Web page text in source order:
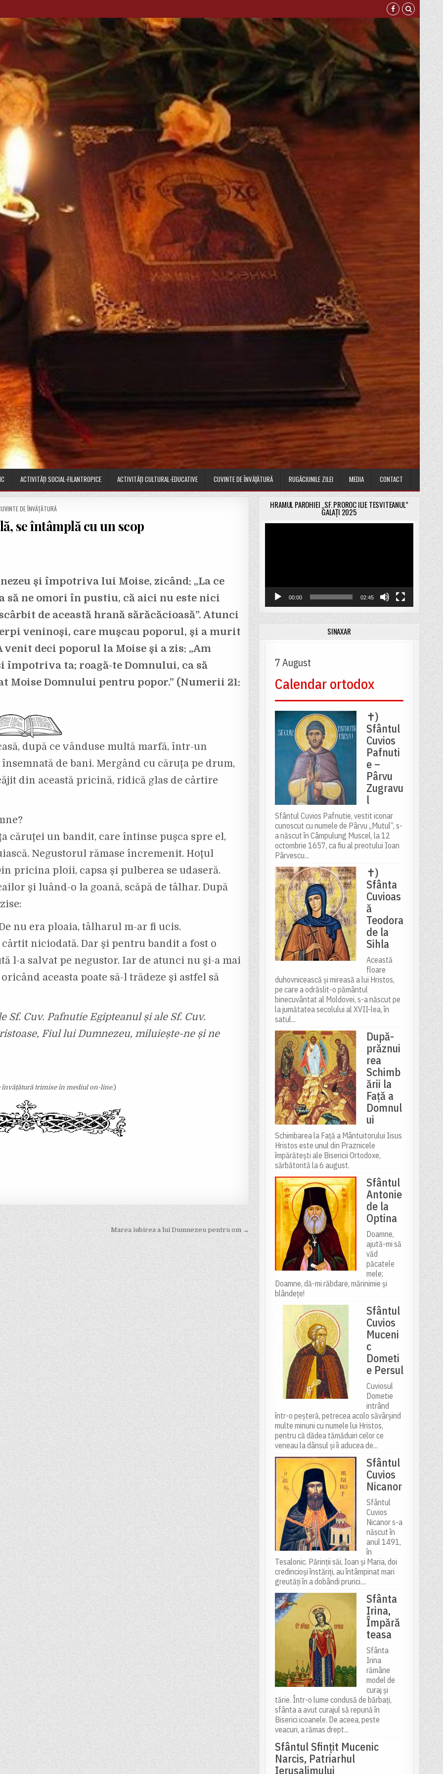
ACTIVITĂȚI SOCIAL-FILANTROPICE ACTIVITĂȚI CULTURAL-EDUCATIVE CUVINTE DE ÎNVĂȚĂTURĂ RUGĂCIUNILE ZILEI MEDIA CONTACT
DE ÎNVĂȚĂTURĂ
se întâmplă cu un scop
şi împotriva lui Moise, zicând: „La ce
să ne omori în pustiu, că aici nu este nici
de această hrană sărăcăcioasă”. Atunci
veninoşi, care muşcau poporul, şi a murit
deci poporul la Moise şi a zis: „Am
ta; roagă-te Domnului, ca să
Moise Domnului pentru popor.” (Numerii 21:
după ce vânduse multă marfă, într-un
de bani. Mergând cu căruţa pe drum,
din această pricină, ridică glas de cârtire
căruţei un bandit, care întinse puşca spre el,
Negustorul rămase încremenit. Hoţul
pricina ploii, capsa şi pulberea se udaseră.
şi luând-o la goană, scăpă de tâlhar. După
nu era ploaia, tâlharul m-ar fi ucis.
niciodată. Dar şi pentru bandit a fost o
l-a salvat pe negustor. Iar de atunci nu şi-a mai
aceasta poate să-l trădeze şi astfel să
Cuv. Pafnutie Egipteanul și ale Sf. Cuv.
Fiul lui Dumnezeu, miluiește-ne și ne
trimise în mediul on-line.)
Marea iubirea a lui Dumnezeu pentru om →
HRAMUL PAROHIEI „SF. PROROC ILIE TESVITEANUL”
GALAȚI 2025
00:00 02:45
SINAXAR
7 August
Calendar ortodox
✝)
Sfântul
Cuvios
Pafnuti
e –
Pârvu
Zugravu
l
Sfântul Cuvios Pafnutie, vestit iconar
cunoscut cu numele de Pârvu „Mutul”, s-
a născut în Câmpulung Muscel, la 12
octombrie 1657, ca fiu al preotului Ioan
Pârvescu...
✝)
Sfânta
Cuvioas
ă
Teodora
de la
Sihla
Această
floare
duhovnicească și mireasă a lui Hristos,
pe care a odrăslit-o pământul
binecuvântat al Moldovei, s-a născut pe
la jumătatea secolului al XVII-lea, în
satul...
După-
prăznui
rea
Schimb
ării la
Față a
Domnul
ui
Schimbarea la Față a Mântuitorului Iisus
Hristos este unul din Praznicele
împărătești ale Bisericii Ortodoxe,
sărbătorită la 6 august.
Sfântul
Antonie
de la
Optina
Doamne,
ajută-mi să
văd
păcatele
mele;
Doamne, dă-mi răbdare, mărinimie şi
blândeţe!
Sfântul
Cuvios
Muceni
c
Dometi
e Persul
Cuviosul
Dometie
intrând
într-o peșteră, petrecea acolo săvârșind
multe minuni cu numele lui Hristos,
pentru că dădea tămăduiri celor ce
veneau la dânsul și îi aducea de...
Sfântul
Cuvios
Nicanor
Sfântul
Cuvios
Nicanor s-a
născut în
anul 1491,
în
Tesalonic. Părinții săi, Ioan și Maria, doi
credincioși înstăriți, au întâmpinat mari
greutăți în a dobândi prunci....
Sfânta
Irina,
Împără
teasa
Sfânta
Irina
rămâne
model de
curaj și
tărie. Într-o lume condusă de bărbați,
sfânta a avut curajul să repună în
Biserici icoanele. De aceea, peste
veacuri, a rămas drept...
Sfântul Sfinţit Mucenic
Narcis, Patriarhul
Ierusalimului